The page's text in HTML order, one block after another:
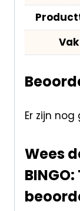
Vak
Er zijn
Wees